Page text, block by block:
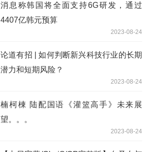
消息称韩国将全面支持6G研发，通过
4407亿韩元预算
2023-08-24
论道有招 | 如何判断新兴科技行业的长期
潜力和短期风险？
2023-08-24
楠柯棟 陆配国语《灌篮高手》未来展
望。。。
2023-08-24